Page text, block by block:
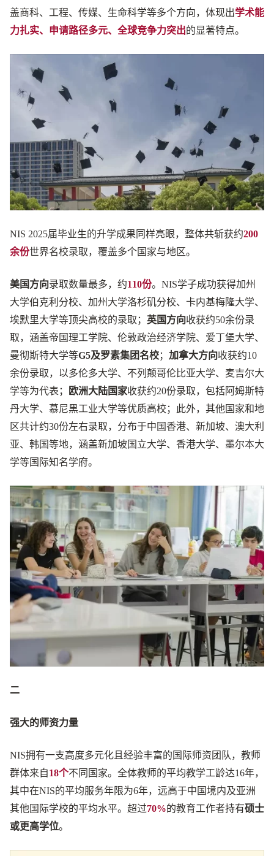
盖商科、工程、传媒、生命科学等多个方向，体现出学术能
力扎实、申请路径多元、全球竞争力突出的显著特点。
NIS 2025届毕业生的升学成果同样亮眼，整体共斩获约200
余份世界名校录取，覆盖多个国家与地区。
美国方向录取数量最多，约110份。NIS学子成功获得加州
大学伯克利分校、加州大学洛杉矶分校、卡内基梅隆大学、
埃默里大学等顶尖高校的录取； 英国方向收获约50余份录
取，涵盖帝国理工学院、伦敦政治经济学院、爱丁堡大学、
曼彻斯特大学等G5及罗素集团名校； 加拿大方向收获约10
余份录取，以多伦多大学、不列颠哥伦比亚大学、麦吉尔大
学等为代表；
欧洲大陆国家收获约20份录取，包括阿姆斯特
丹大学、慕尼黑工业大学等优质高校；此外，其他国家和地
区共计约30份左右录取，分布于中国香港、新加坡、澳大利
亚、韩国等地，涵盖新加坡国立大学、香港大学、墨尔本大
学等国际知名学府。
二
强大的师资力量
NIS拥有一支高度多元化且经验丰富的国际师资团队，教师
群体来自18个不同国家。全体教师的平均教学工龄达16年，
其中在NIS的平均服务年限为6年，远高于中国境内及亚洲
其他国际学校的平均水平。超过70%的教育工作者持有硕士
或更高学位。